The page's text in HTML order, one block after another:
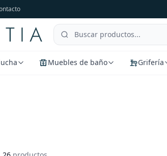
Muebles de baño Grifería